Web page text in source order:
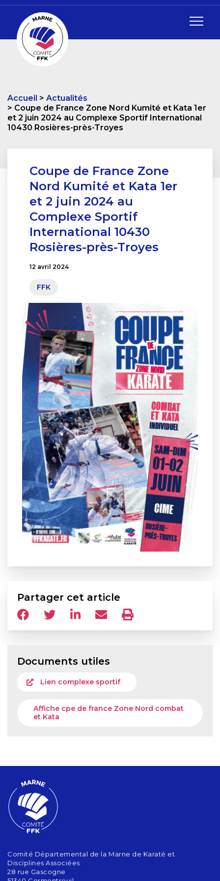
Accueil
Actualités
Coupe de France Zone Nord Kumité et Kata 1er
et 2 juin 2024 au Complexe Sportif International
10430 Rosières-près-Troyes
Coupe de France Zone
Nord Kumité et Kata 1er
et 2 juin 2024 au
Complexe Sportif
International 10430
Rosières-près-Troyes
12 avril 2024
FFK
Partager cet article
Documents utiles
Lien complexe sportif
Affiche cpe de france Zone Nord combat
et Kata
Comité Départemental de la Marne de Karaté et
Disciplines Associées
28 rue Gascogne